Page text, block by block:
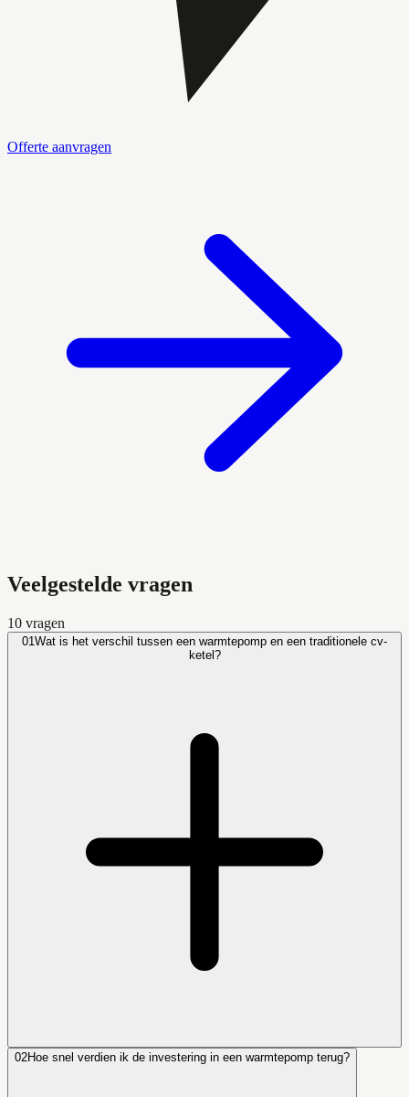
Offerte aanvragen
Veelgestelde vragen
10 vragen
01 Wat is het verschil tussen een warmtepomp en een traditionele cv-
ketel?
02Hoe snel verdien ik de investering in een warmtepomp terug?